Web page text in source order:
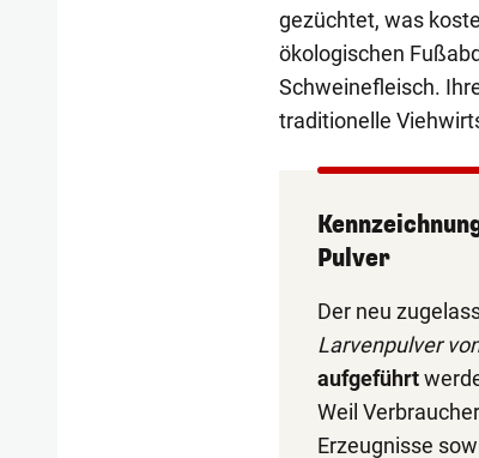
gezüchtet, was
ökologischen
Schweinefleisch.
traditionelle
Pulver
Der neu
Larvenpulver
aufgeführt
Weil
Erzeugnisse